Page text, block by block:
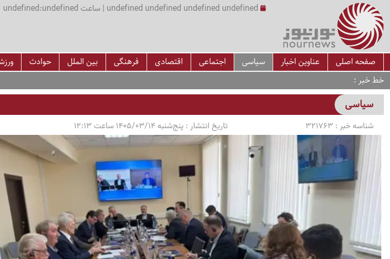
undefined undefined undefined undefined | ساعت undefined:undefined
صفحه اصلی عناوین اخبار سیاسی اجتماعی اقتصادی فرهنگی بین الملل حوادث
خط خبر
سیاسی
شناسه خبر : 321763 تاریخ انتشار :پنج‌شنبه 1405/03/14 ساعت 12:13